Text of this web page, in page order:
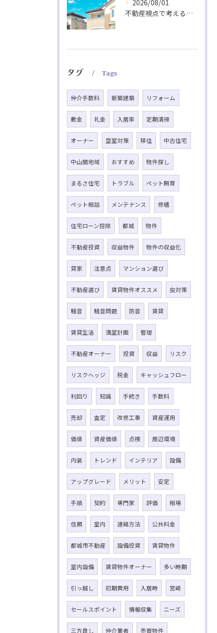
2026/08/01
不動産視点で考える室内熱中症対策の換気法
タグ Tags
仲介手数料 新築建築 リフォーム
敷金 礼金 入居率 定期清掃
オーナー 空室対策 移住 中古住宅
中山間地域 おすすめ 物件探し
まるさ住宅 トラブル ペット飼育
ペット相談 メンテナンス 修繕
住宅ローン控除 都城 物件
不動産投資 収益物件 物件の収益化
貸家 注意点 マンション選び
不動産選び 賃貸物件オススメ 虫対策
騒音 騒音問題 防音 賃貸
賃貸生活 満室計画 管理
不動産オーナー 投資 収益 リスク
リスクヘッジ 税金 キャッシュフロー
利回り 知識 手続き 手数料
売却 査定 改修工事 資産運用
価値 資産価値 点検 周辺環境
内装 トレンド インテリア 設備
アップグレード メリット 安定
手順 契約 専門家 評価 相場
信頼 室内 連絡方法 公共料金
都城市不動産 設備投資 賃貸物件
室内設備 賃貸物件オーナー 多い時期
引っ越し 初期費用 入居時 宮崎
セールスポイント 情報収集 ニーズ
三方良し 仲介業者 売買物件